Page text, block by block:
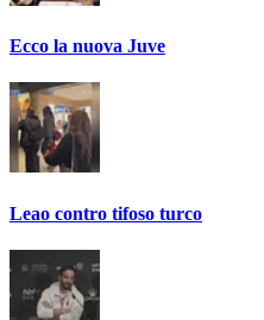
Ecco la nuova Juve
Leao contro tifoso turco